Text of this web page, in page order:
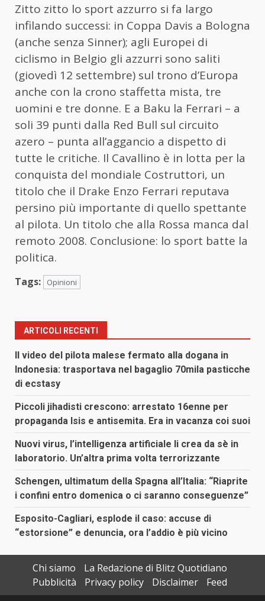
Zitto zitto lo sport azzurro si fa largo
infilando successi: in Coppa Davis a Bologna
(anche senza Sinner); agli Europei di
ciclismo in Belgio gli azzurri sono saliti
(giovedì 12 settembre) sul trono d’Europa
anche con la crono staffetta mista, tre
uomini e tre donne. E a Baku la Ferrari – a
soli 39 punti dalla Red Bull sul circuito
azero – punta all’aggancio a dispetto di
tutte le critiche. Il Cavallino è in lotta per la
conquista del mondiale Costruttori, un
titolo che il Drake Enzo Ferrari reputava
persino più importante di quello spettante
al pilota. Un titolo che alla Rossa manca dal
remoto 2008. Conclusione: lo sport batte la
politica.
Tags: Opinioni
ARTICOLI RECENTI
Il video del pilota malese fermato alla dogana in
Indonesia: trasportava nel bagaglio 70mila pasticche
di ecstasy
Piccoli jihadisti crescono: arrestato 16enne per
propaganda Isis e antisemita. Era in vacanza coi suoi
Nuovi virus, l’intelligenza artificiale li crea da sè in
laboratorio. Un’altra prima volta terrorizzante
Schengen, ultimatum della Spagna all’Italia: “Riaprite
i confini entro domenica o ci saranno conseguenze”
Esposito-Cagliari, esplode il caso: accuse di
“estorsione” e denuncia, ora l’addio è più vicino
Chi siamo
La Redazione di Blitz Quotidiano
Pubblicità
Privacy policy Disclaimer Feed